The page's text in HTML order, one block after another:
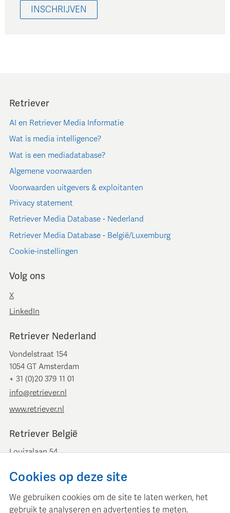
INSCHRIJVEN
Retriever
AI en Retriever Media Informatie
Wat is media intelligence?
Wat is een mediadatabase?
Algemene voorwaarden
Voorwaarden uitgevers & exploitanten
Privacy statement
Retriever Media Database - Nederland
Retriever Media Database - België/Luxemburg
Cookie-instellingen
Volg ons
X
LinkedIn
Retriever Nederland
Vondelstraat 154
1054 GT Amsterdam
+ 31 (0)20 379 11 01
info@retriever.nl
www.retriever.nl
Retriever België
Louizalaan 54
+ 32 (0)2 893 00 52
www.retrievermedia.be
Cookies op deze site
We gebruiken cookies om de site te laten werken, het
gebruik te analyseren en advertenties te meten.